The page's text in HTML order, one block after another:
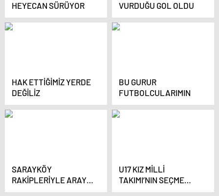
HEYECAN SÜRÜYOR
VURDUĞU GOL OLDU
HAK ETTİĞİMİZ YERDE
DEĞİLİZ
BU GURUR
FUTBOLCULARIMIN
SARAYKÖY
RAKİPLERİYLE ARAYI
AÇIYOR
U17 KIZ MİLLİ
TAKIMI’NIN SEÇME
KAMPI SONA ERDİ